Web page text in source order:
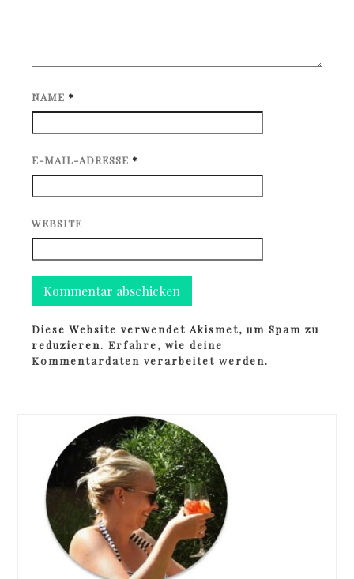
NAME *
E-MAIL-ADRESSE *
WEBSITE
Diese Website verwendet Akismet, um Spam zu
reduzieren.Erfahre, wie deine
Kommentardaten verarbeitet werden.